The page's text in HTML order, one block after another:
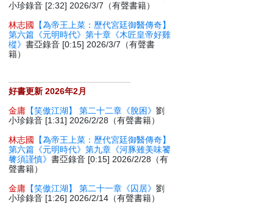
小珍錄音 [2:32] 2026/3/7（有聲書籍）
林志國
【為帝王上菜：歷代宮廷御醫傳奇】
第六篇《元明時代》第十章《木匠皇帝好雞
樅》書亞錄音 [0:15] 2026/3/7（有聲書
籍）
好書更新 2026年2月
金庸 【笑傲江湖】 第二十二章《脫困》劉
小珍錄音 [1:31] 2026/2/28（有聲書籍）
林志國
【為帝王上菜：歷代宮廷御醫傳奇】
第六篇《元明時代》第九章《河豚雖美味饕
餮須謹慎》書亞錄音 [0:15] 2026/2/28（有
聲書籍）
金庸 【笑傲江湖】 第二十一章《囚居》劉
小珍錄音 [1:26] 2026/2/14（有聲書籍）